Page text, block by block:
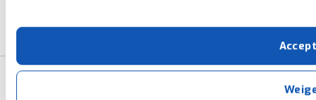
Met cookies en vergelijkbare technieken zorgen we
cookies zorgen ervoor dat de website goed werkt.
verbeteren. We tonen je graag relevante advertenties
buiten onze website volgt – uiteraard op
Basisgegevens